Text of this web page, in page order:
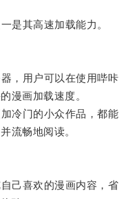
其高速加载能力。
，用户可以在使用哔咔
漫画加载速度。
冷门的小众作品，都能
流畅地阅读。
己喜欢的漫画内容，省